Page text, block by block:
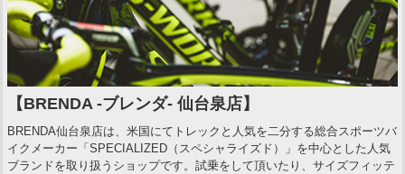
【BRENDA -ブレンダ- 仙台泉店】
BRENDA仙台泉店は、米国にてトレックと人気を二分する総合スポーツバ
イクメーカー「SPECIALIZED（スペシャライズド）」を中心とした人気
ブランドを取り扱うショップです。試乗をして頂いたり、サイズフィッテ